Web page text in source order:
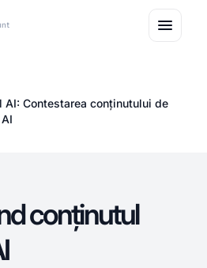
Contestarea conținutului de
conținutul